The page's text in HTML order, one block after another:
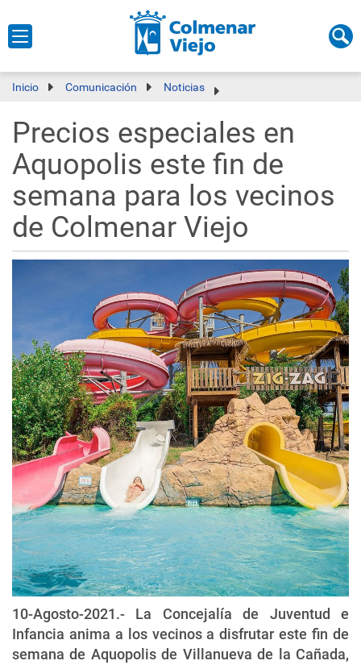
Inicio Comunicación Noticias
Precios especiales en
Aquopolis este fin de
semana para los vecinos
de Colmenar Viejo
10-Agosto-2021.- La Concejalía de Juventud e
Infancia anima a los vecinos a disfrutar este fin de
semana de Aquopolis de Villanueva de la Cañada,